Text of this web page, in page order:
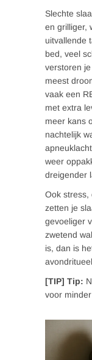
Slechte
en grilliger,
uitvallende
bed, veel
verstoren
meest
vaak een
met extra
meer kans
nachtelijk
weer
dreigender
Ook stress,
zetten je
gevoeliger
zwetend
is, dan is
[TIP] Tip:
voor